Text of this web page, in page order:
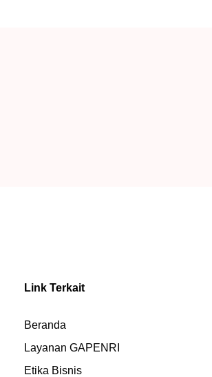
Link Terkait
Beranda
Layanan GAPENRI
Etika Bisnis